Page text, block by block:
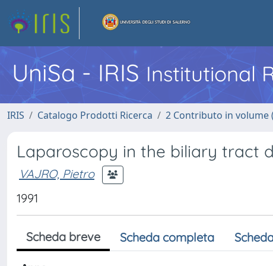
UniSa - IRIS Institutional
IRIS Catalogo Prodotti Ricerca 2 Contributo in volume
Laparoscopy in the biliary tract
VAJRO, Pietro
1991
Scheda breve Scheda completa